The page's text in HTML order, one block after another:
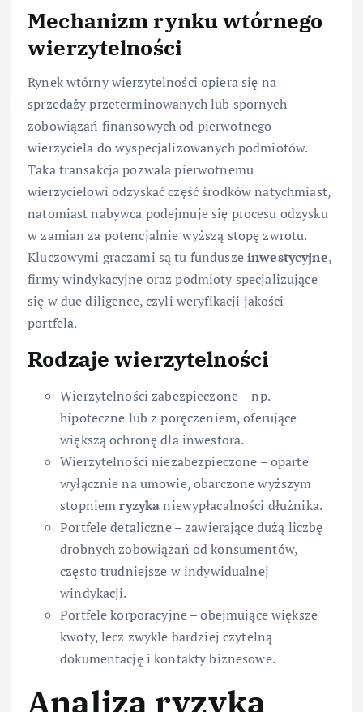
Mechanizm rynku wtórnego
wierzytelności
Rynek wtórny wierzytelności opiera się na
sprzedaży przeterminowanych lub spornych
zobowiązań finansowych od pierwotnego
wierzyciela do wyspecjalizowanych podmiotów.
Taka transakcja pozwala pierwotnemu
wierzycielowi odzyskać część środków natychmiast,
natomiast nabywca podejmuje się procesu odzysku
w zamian za potencjalnie wyższą stopę zwrotu.
Kluczowymi graczami są tu funduszeinwestycyjne,
firmy windykacyjne oraz podmioty specjalizujące
się w due diligence, czyli weryfikacji jakości
portfela.
Rodzaje wierzytelności
Wierzytelności zabezpieczone – np.
hipoteczne lub z poręczeniem, oferujące
większą ochronę dla inwestora.
Wierzytelności niezabezpieczone – oparte
wyłącznie na umowie, obarczone wyższym
stopniemryzykaniewypłacalności dłużnika.
Portfele detaliczne – zawierające dużą liczbę
drobnych zobowiązań od konsumentów,
często trudniejsze w indywidualnej
windykacji.
Portfele korporacyjne – obejmujące większe
kwoty, lecz zwykle bardziej czytelną
dokumentację i kontakty biznesowe.
Analiza ryzyka